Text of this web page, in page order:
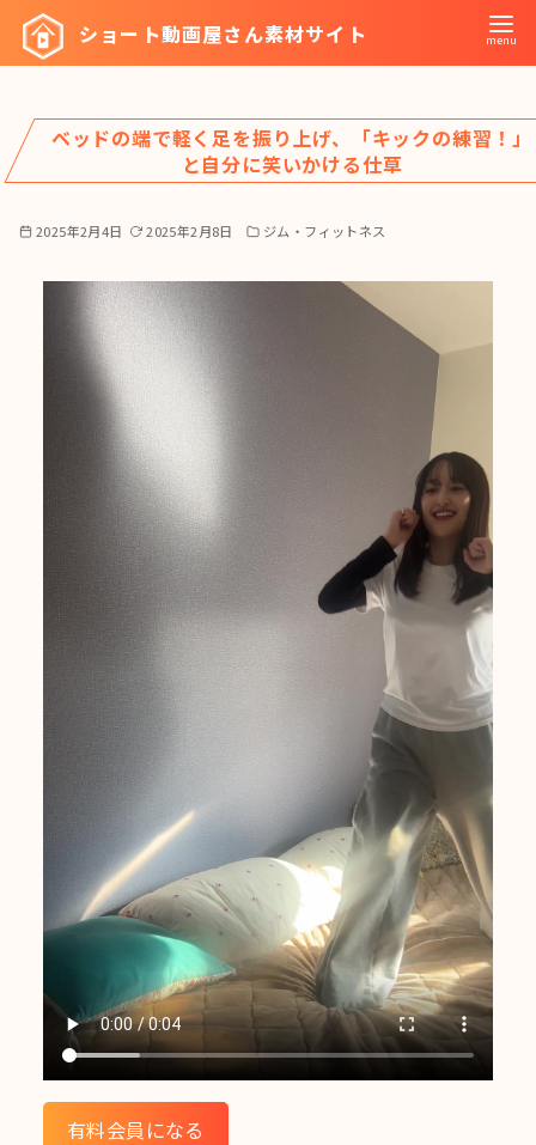
ツ
へ
ショート動画屋さん素材サイト
ベッドの端で軽く足を振り上げ、「キックの練習！」
と自分に笑いかける仕草
2025年2月4日 2025年2月8日 ジム・フィットネス
有料会員になる